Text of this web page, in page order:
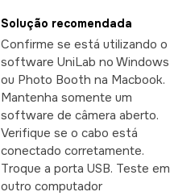
Confirme se está utilizando o
software UniLab no Windows
ou Photo Booth na Macbook.
Mantenha somente um
software de câmera aberto.
Verifique se o cabo está
conectado corretamente.
Troque a porta USB. Teste em
outro computador